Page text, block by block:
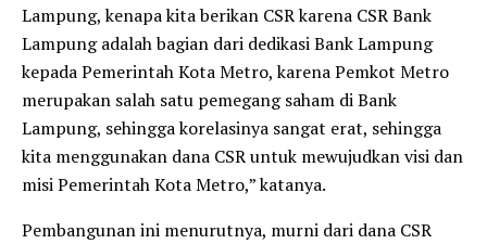
Lampung, kenapa kita berikan CSR karena CSR Bank
Lampung adalah bagian dari dedikasi Bank Lampung
kepada Pemerintah Kota Metro, karena Pemkot Metro
merupakan salah satu pemegang saham di Bank
Lampung, sehingga korelasinya sangat erat, sehingga
kita menggunakan dana CSR untuk mewujudkan visi dan
misi Pemerintah Kota Metro,” katanya.
Pembangunan ini menurutnya, murni dari dana CSR